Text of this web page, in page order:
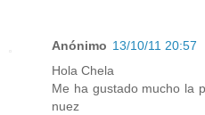
Anónimo 13/10/11 20:57
Hola Chela
Me ha gustado mucho la
nuez